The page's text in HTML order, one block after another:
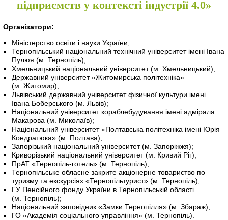
підприємств у контексті індустрії 4.0»
Організатори:
Міністерство освіти і науки України;
Тернопільський національний технічний університет імені Івана
Пулюя (м. Тернопіль);
Хмельницький національний університет (м. Хмельницький);
Державний університет «Житомирська політехніка»
(м. Житомир);
Львівський державний університет фізичної культури імені
Івана Боберського (м. Львів);
Національний університет кораблебудування імені адмірала
Макарова (м. Миколаїв);
Національний університет «Полтавська політехніка імені Юрія
Кондратюка» (м. Полтава);
Запорізький національний університет (м. Запоріжжя);
Криворізький національний університет (м. Кривий Ріг);
ПрАТ «Тернопіль-готель» (м. Тернопіль);
Тернопільське обласне закрите акціонерне товариство по
туризму та екскурсіях «Тернопільтурист» (м. Тернопіль);
ГУ Пенсійного фонду України в Тернопільській області
(м. Тернопіль);
Національний заповідник «Замки Тернопілля» (м. Збараж);
ГО «Академія соціального управління» (м. Тернопіль).